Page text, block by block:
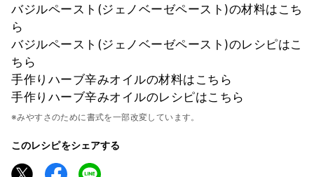
バジルペースト(ジェノベーゼペースト)の材料はこち
ら
バジルペースト(ジェノベーゼペースト)のレシピはこ
ちら
手作りハーブ辛みオイルの材料はこちら
手作りハーブ辛みオイルのレシピはこちら
※みやすさのために書式を一部改変しています。
このレシピをシェアする